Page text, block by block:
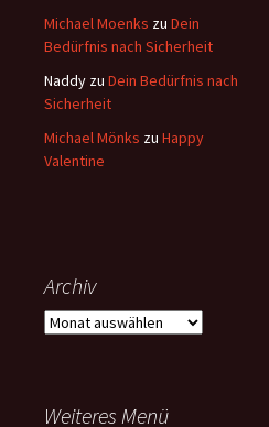
Michael Moenks zu Dein
Bedürfnis nach Sicherheit
Naddy zu Dein Bedürfnis nach
Sicherheit
Michael Mönks zu Happy
Valentine
Archiv
Archiv
Weiteres Menü